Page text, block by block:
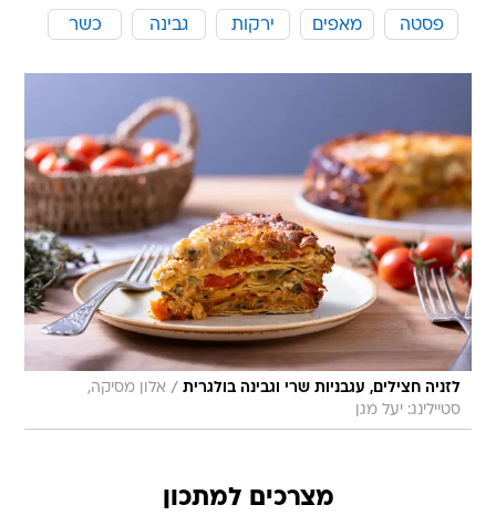
פסטה מאפים ירקות גבינה כשר
לזניה חצילים, עגבניות שרי וגבינה בולגרית / אלון מסיקה,
סטיילינג: יעל מגן
מצרכים למתכון